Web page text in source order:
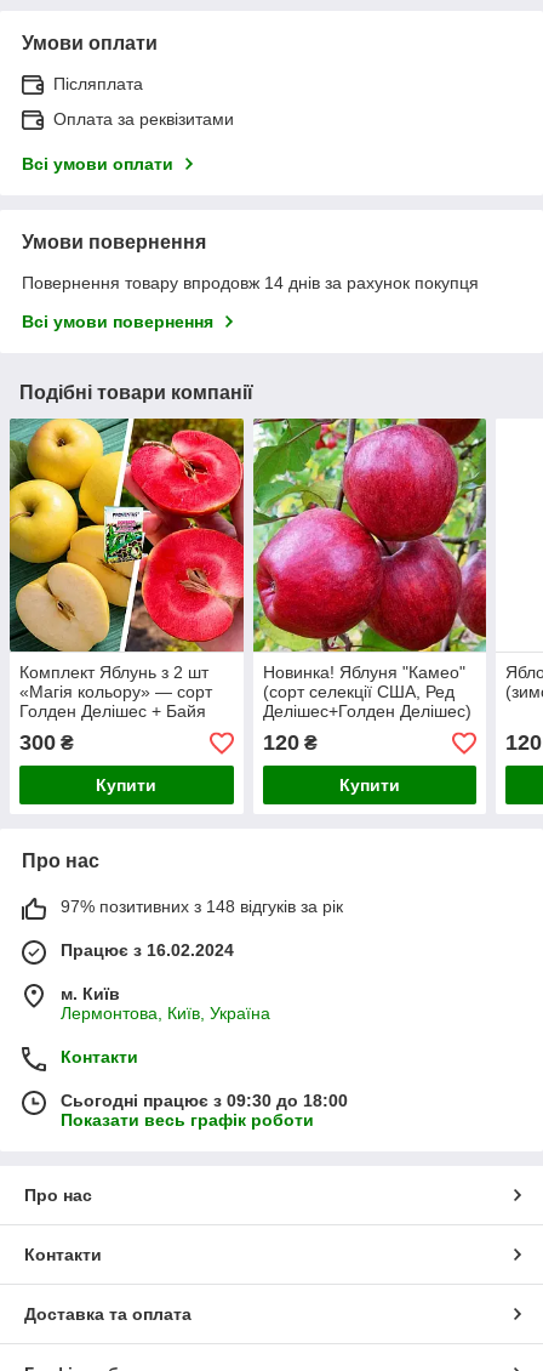
Умови оплати
Післяплата
Оплата за реквізитами
Всі умови оплати
Умови повернення
Повернення товару впродовж 14 днів за рахунок покупця
Всі умови повернення
Подібні товари компанії
Комплект Яблунь з 2 шт
«Магія кольору» — сорт
Голден Делішес + Байя
Маріса + Добриво-
укорінювач 300г
300 ₴
Купити
Новинка! Яблуня "Камео"
(сорт селекції США, Ред
Делішес+Голден Делішес)
120₴
Купити
120
Про нас
97% позитивних з 148 відгуків за рік
Працює з 16.02.2024
м. Київ
Лермонтова, Київ, Україна
Контакти
Сьогодні працює з 09:30 до 18:00
Показати весь графік роботи
Про нас
Контакти
Доставка та оплата